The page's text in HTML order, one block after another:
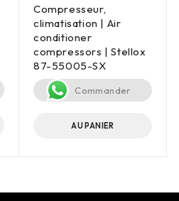
Compresseur,
climatisation | Air
conditioner
compressors | Stellox
87-55005-SX
Commander
AU PANIER